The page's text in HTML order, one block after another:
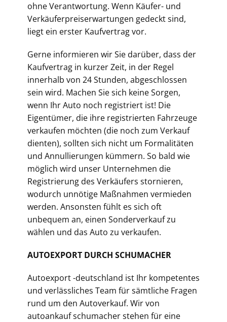
ohne Verantwortung. Wenn Käufer- und
Verkäuferpreiserwartungen gedeckt sind,
liegt ein erster Kaufvertrag vor.
Gerne informieren wir Sie darüber, dass der
Kaufvertrag in kurzer Zeit, in der Regel
innerhalb von 24 Stunden, abgeschlossen
sein wird. Machen Sie sich keine Sorgen,
wenn Ihr Auto noch registriert ist! Die
Eigentümer, die ihre registrierten Fahrzeuge
verkaufen möchten (die noch zum Verkauf
dienten), sollten sich nicht um Formalitäten
und Annullierungen kümmern. So bald wie
möglich wird unser Unternehmen die
Registrierung des Verkäufers stornieren,
wodurch unnötige Maßnahmen vermieden
werden. Ansonsten fühlt es sich oft
unbequem an, einen Sonderverkauf zu
wählen und das Auto zu verkaufen.
AUTOEXPORT DURCH SCHUMACHER
Autoexport -deutschland ist Ihr kompetentes
und verlässliches Team für sämtliche Fragen
rund um den Autoverkauf. Wir von
autoankauf schumacher stehen für eine